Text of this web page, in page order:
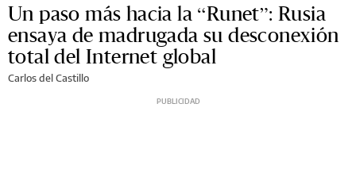
Un paso más hacia la “Runet”: Rusia
ensaya de madrugada su desconexión
total del Internet global
Carlos del Castillo